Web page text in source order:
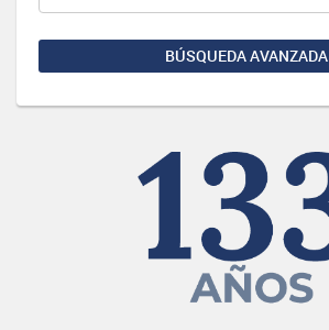
BÚSQUEDA AVANZADA